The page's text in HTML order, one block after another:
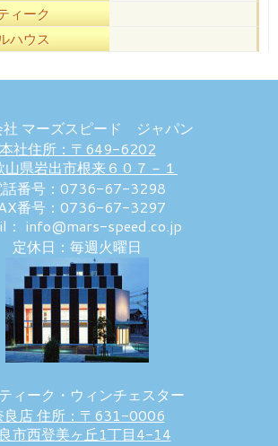
ィーク
ハウス
社 マーズスピード ジャパン
本社住所：〒649-6202
山県岩出市根来６０７－１
話番号：0736-67-3298
番号：0736-67-3297
： info@mars-speed.co.jp
定休日：毎週火曜日
ィーク・ウィンチェスター
良店 住所：〒631-0006
市西登美ヶ丘1丁目4-14